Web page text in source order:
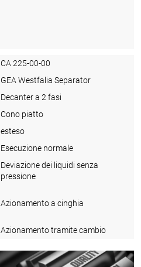
CA 225-00-00
GEA Westfalia Separator
Decanter a 2 fasi
Cono piatto
esteso
Esecuzione normale
Deviazione dei liquidi senza
pressione
Azionamento a cinghia
Azionamento tramite cambio